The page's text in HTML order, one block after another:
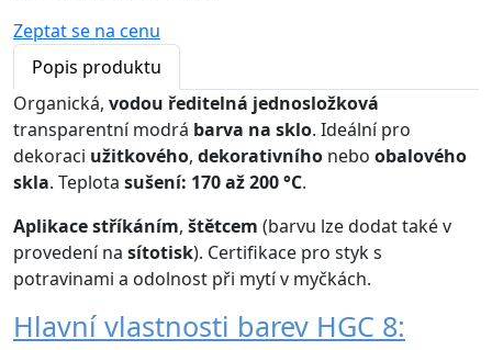
Zeptat se na cenu
Popis produktu
Organická, vodou ředitelná jednosložková
transparentní modrá barva na sklo. Ideální pro
dekoraci užitkového, dekorativního nebo obalového
skla. Teplota sušení: 170 až 200 °C.
Aplikacestříkáním, štětcem (barvu lze dodat také v
provedení na sítotisk). Certifikace pro styk s
potravinami a odolnost při mytí v myčkách.
Hlavní vlastnosti barev HGC 8: